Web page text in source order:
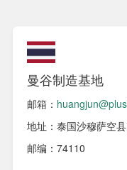
曼谷制造基地
邮箱：
地址：泰国沙穆萨空
邮编：74110